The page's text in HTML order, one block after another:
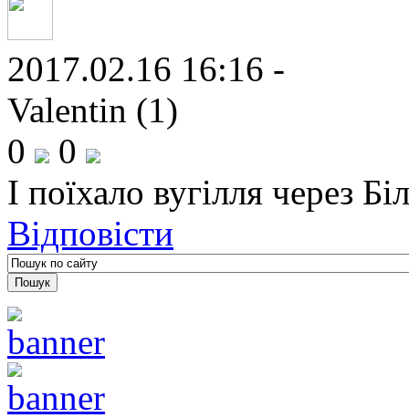
2017.02.16 16:16 -
Valentin (1)
0
0
І поїхало вугілля через
Відповісти